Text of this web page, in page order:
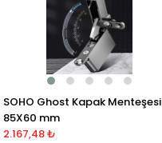
SOHO Ghost Kapak Menteşesi
85X60 mm
2.167,48 ₺